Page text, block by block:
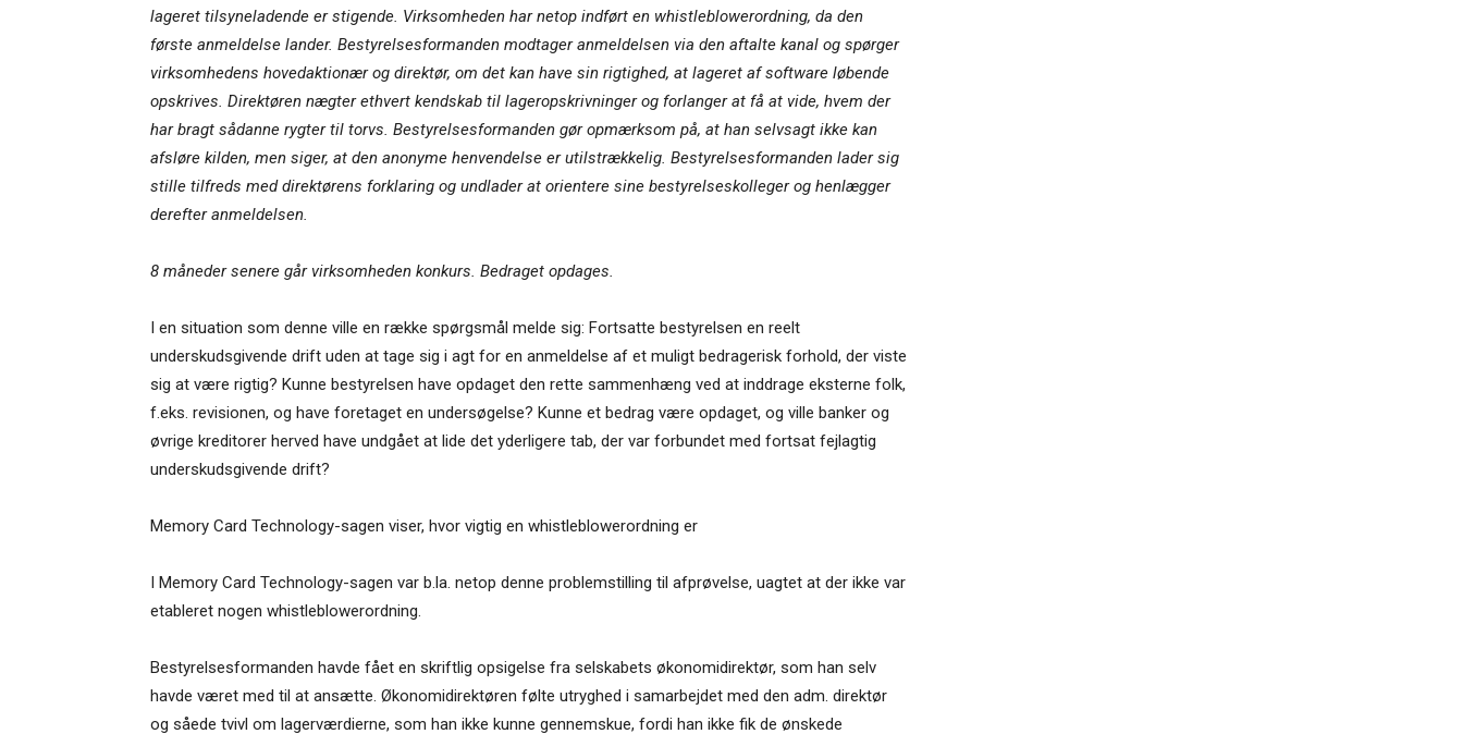
lageret tilsyneladende er stigende. Virksomheden har netop indført en whistleblowerordning, da den
første anmeldelse lander. Bestyrelsesformanden modtager anmeldelsen via den aftalte kanal og spørger
virksomhedens hovedaktionær og direktør, om det kan have sin rigtighed, at lageret af software løbende
opskrives. Direktøren nægter ethvert kendskab til lageropskrivninger og forlanger at få at vide, hvem der
har bragt sådanne rygter til torvs. Bestyrelsesformanden gør opmærksom på, at han selvsagt ikke kan
afsløre kilden, men siger, at den anonyme henvendelse er utilstrækkelig. Bestyrelsesformanden lader sig
stille tilfreds med direktørens forklaring og undlader at orientere sine bestyrelseskolleger og henlægger
derefter anmeldelsen.
8 måneder senere går virksomheden konkurs. Bedraget opdages.
I en situation som denne ville en række spørgsmål melde sig: Fortsatte bestyrelsen en reelt
underskudsgivende drift uden at tage sig i agt for en anmeldelse af et muligt bedragerisk forhold, der viste
sig at være rigtig? Kunne bestyrelsen have opdaget den rette sammenhæng ved at inddrage eksterne folk,
f.eks. revisionen, og have foretaget en undersøgelse? Kunne et bedrag være opdaget, og ville banker og
øvrige kreditorer herved have undgået at lide det yderligere tab, der var forbundet med fortsat fejlagtig
underskudsgivende drift?
Memory Card Technology-sagen viser, hvor vigtig en whistleblowerordning er
I Memory Card Technology-sagen var b.la. netop denne problemstilling til afprøvelse, uagtet at der ikke var
etableret nogen whistleblowerordning.
Bestyrelsesformanden havde fået en skriftlig opsigelse fra selskabets økonomidirektør, som han selv
havde været med til at ansætte. Økonomidirektøren følte utryghed i samarbejdet med den adm. direktør
og såede tvivl om lagerværdierne, som han ikke kunne gennemskue, fordi han ikke fik de ønskede